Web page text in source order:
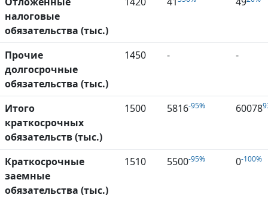
налоговые
обязательства (тыс.)
Прочие
долгосрочные
обязательства (тыс.)
1450 - -
Итого
краткосрочных
обязательств (тыс.)
1500 5816-95% 60078
Краткосрочные
заемные
обязательства (тыс.)
1510 5500-95% 0-100%